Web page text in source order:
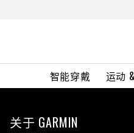
智能穿戴 运动
关于 GARMIN